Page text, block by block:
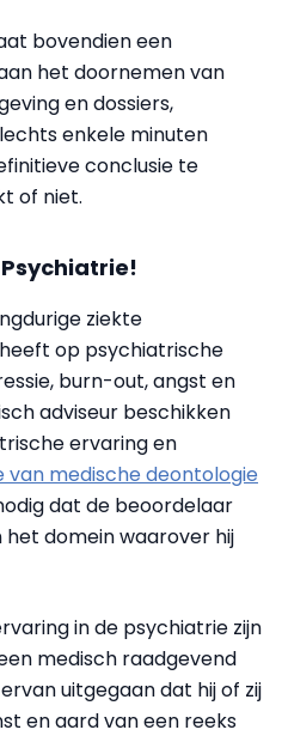
bovendien een
het doornemen van
en dossiers,
enkele minuten
conclusie te
of niet.
ziekte
op psychiatrische
burn-out, angst en
adviseur beschikken
ervaring en
van medische deontologie
dat de beoordelaar
domein waarover hij
in de psychiatrie zijn
medisch raadgevend
uitgegaan dat hij of zij
en aard van een reeks